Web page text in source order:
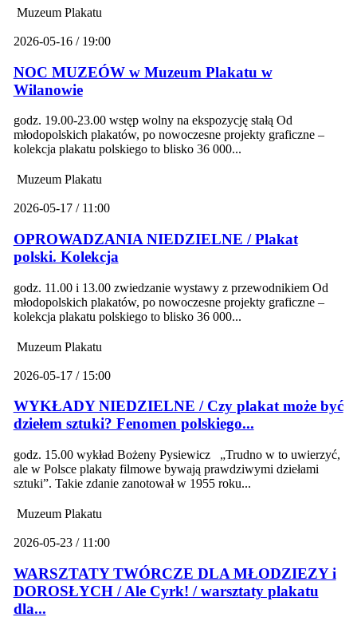
Muzeum Plakatu
2026-05-16 / 19:00
NOC MUZEÓW w Muzeum Plakatu w
Wilanowie
godz. 19.00-23.00 wstęp wolny na ekspozycję stałą Od
młodopolskich plakatów, po nowoczesne projekty graficzne –
kolekcja plakatu polskiego to blisko 36 000...
Muzeum Plakatu
2026-05-17 / 11:00
OPROWADZANIA NIEDZIELNE / Plakat
polski. Kolekcja
godz. 11.00 i 13.00 zwiedzanie wystawy z przewodnikiem Od
młodopolskich plakatów, po nowoczesne projekty graficzne –
kolekcja plakatu polskiego to blisko 36 000...
Muzeum Plakatu
2026-05-17 / 15:00
WYKŁADY NIEDZIELNE / Czy plakat może być
dziełem sztuki? Fenomen polskiego...
godz. 15.00 wykład Bożeny Pysiewicz „Trudno w to uwierzyć,
ale w Polsce plakaty filmowe bywają prawdziwymi dziełami
sztuki”. Takie zdanie zanotował w 1955 roku...
Muzeum Plakatu
2026-05-23 / 11:00
WARSZTATY TWÓRCZE DLA MŁODZIEZY i
DOROSŁYCH / Ale Cyrk! / warsztaty plakatu
dla...